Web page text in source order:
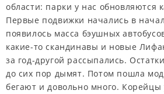
области: парки у нас обновляются
Первые подвижки начались в
появилось масса бэушных
какие-то скандинавы и новые
за год-другой рассыпались.
до сих пор дымят. Потом пошла
бегают и довольно много. Корейцы